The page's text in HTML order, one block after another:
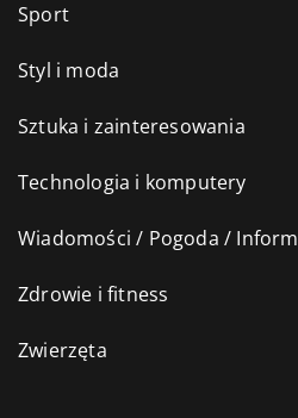
Sport
Styl i moda
Sztuka i zainteresowania
Technologia i komputery
Wiadomości / Pogoda /
Zdrowie i fitness
Zwierzęta